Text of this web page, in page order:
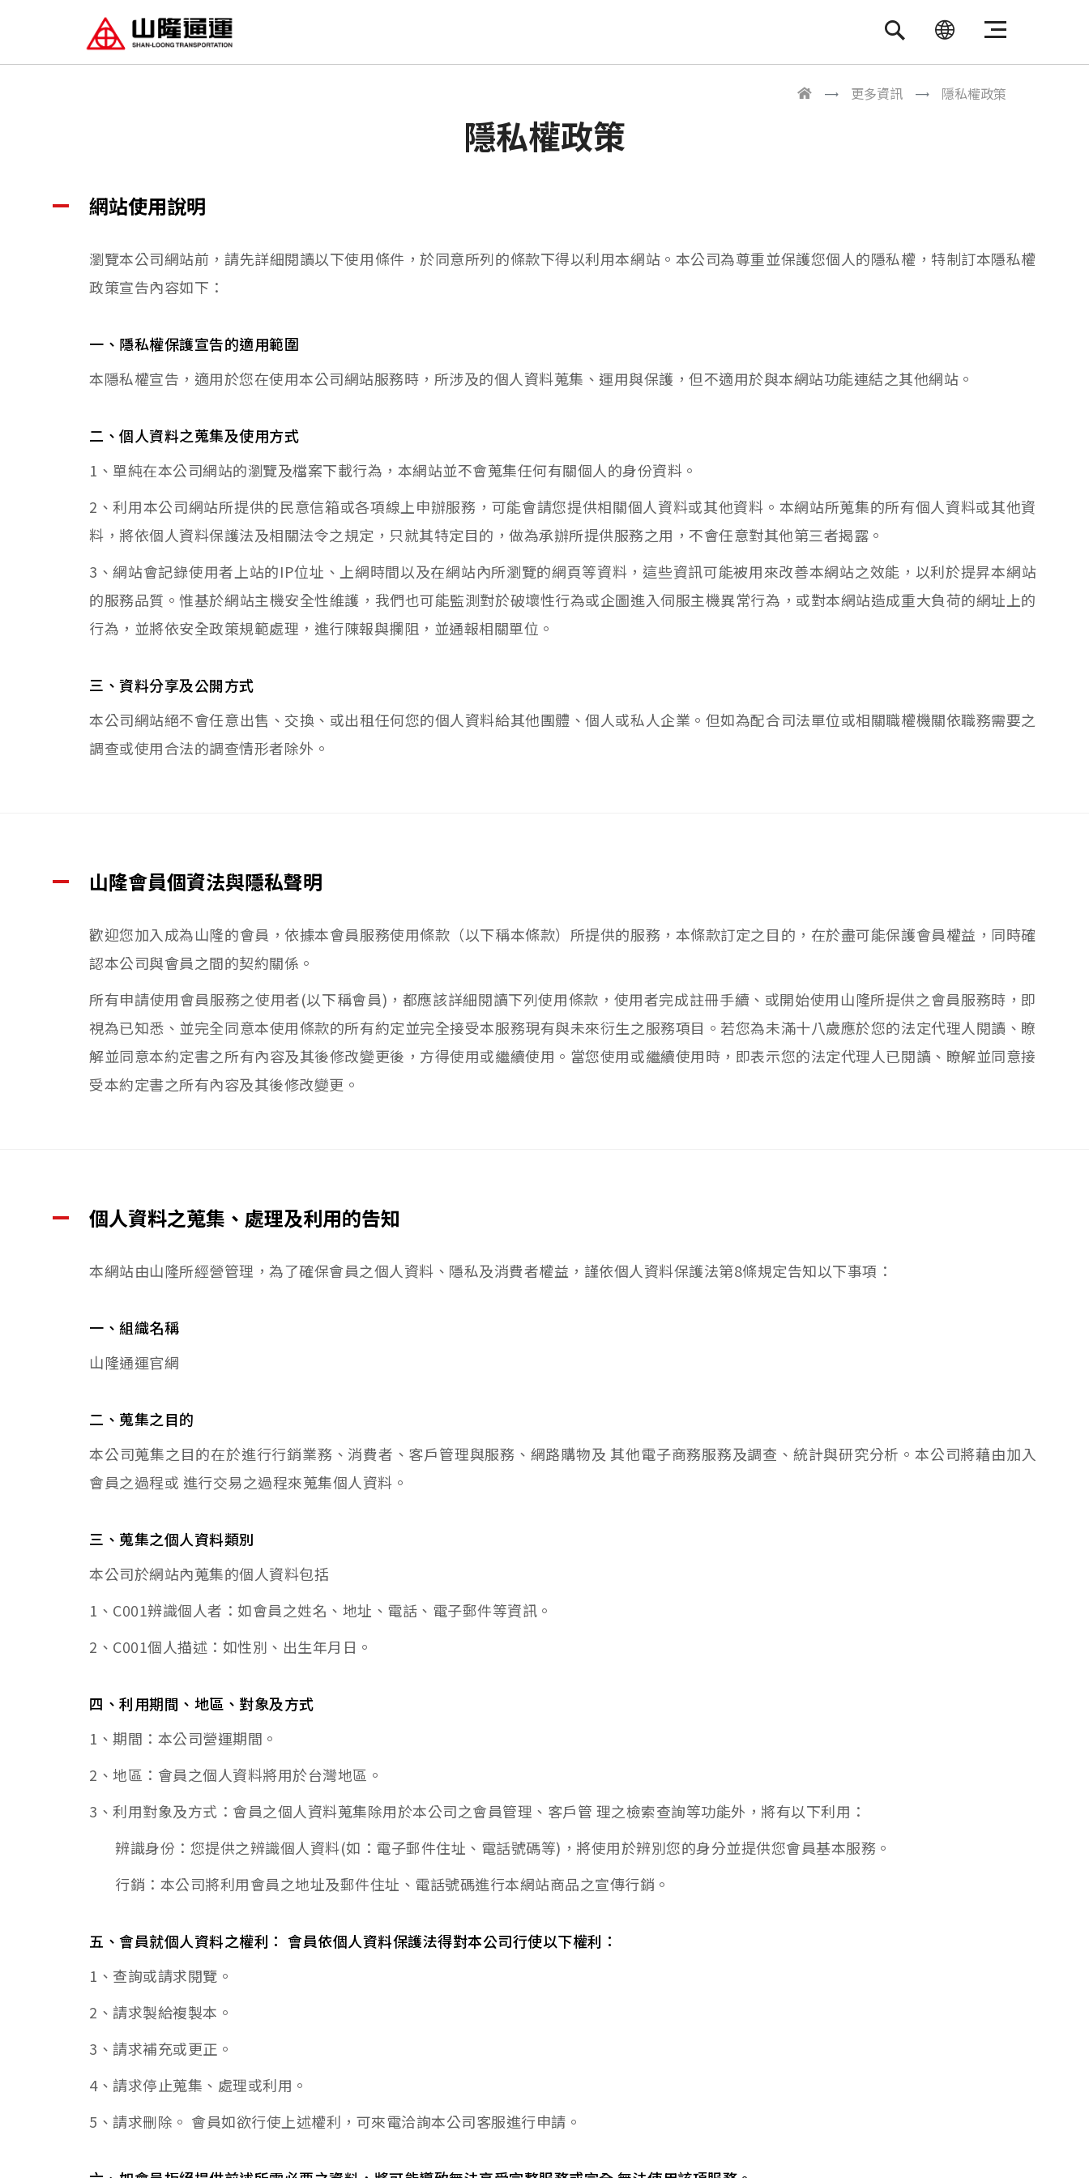
油品客戶查詢 會員卡查詢 供應商查詢
更多資訊 隱私權政策
隱私權政策
網站使用說明
瀏覽本公司網站前，請先詳細閱讀以下使用條件，於同意所列的條款下得以利用本網站。本公司為尊重並保護您個人的隱私權，特制訂本隱私權
政策宣告內容如下：
一、隱私權保護宣告的適用範圍
本隱私權宣告，適用於您在使用本公司網站服務時，所涉及的個人資料蒐集、運用與保護，但不適用於與本網站功能連結之其他網站。
二、個人資料之蒐集及使用方式
1、單純在本公司網站的瀏覽及檔案下載行為，本網站並不會蒐集任何有關個人的身份資料。
2、利用本公司網站所提供的民意信箱或各項線上申辦服務，可能會請您提供相關個人資料或其他資料。本網站所蒐集的所有個人資料或其他資
料，將依個人資料保護法及相關法令之規定，只就其特定目的，做為承辦所提供服務之用，不會任意對其他第三者揭露。
3、網站會記錄使用者上站的IP位址、上網時間以及在網站內所瀏覽的網頁等資料，這些資訊可能被用來改善本網站之效能，以利於提昇本網站
的服務品質。惟基於網站主機安全性維護，我們也可能監測對於破壞性行為或企圖進入伺服主機異常行為，或對本網站造成重大負荷的網址上的
行為，並將依安全政策規範處理，進行陳報與攔阻，並通報相關單位。
三、資料分享及公開方式
本公司網站絕不會任意出售、交換、或出租任何您的個人資料給其他團體、個人或私人企業。但如為配合司法單位或相關職權機關依職務需要之
調查或使用合法的調查情形者除外。
山隆會員個資法與隱私聲明
歡迎您加入成為山隆的會員，依據本會員服務使用條款（以下稱本條款）所提供的服務，本條款訂定之目的，在於盡可能保護會員權益，同時確
認本公司與會員之間的契約關係。
所有申請使用會員服務之使用者(以下稱會員)，都應該詳細閱讀下列使用條款，使用者完成註冊手續、或開始使用山隆所提供之會員服務時，即
視為已知悉、並完全同意本使用條款的所有約定並完全接受本服務現有與未來衍生之服務項目。若您為未滿十八歲應於您的法定代理人閱讀、瞭
解並同意本約定書之所有內容及其後修改變更後，方得使用或繼續使用。當您使用或繼續使用時，即表示您的法定代理人已閱讀、瞭解並同意接
受本約定書之所有內容及其後修改變更。
個人資料之蒐集、處理及利用的告知
本網站由山隆所經營管理，為了確保會員之個人資料、隱私及消費者權益，謹依個人資料保護法第8條規定告知以下事項：
一、組織名稱
山隆通運官網
二、蒐集之目的
本公司蒐集之目的在於進行行銷業務、消費者、客戶管理與服務、網路購物及 其他電子商務服務及調查、統計與研究分析。本公司將藉由加入
會員之過程或 進行交易之過程來蒐集個人資料。
三、蒐集之個人資料類別
本公司於網站內蒐集的個人資料包括
1、C001辨識個人者：如會員之姓名、地址、電話、電子郵件等資訊。
2、C001個人描述：如性別、出生年月日。
四、利用期間、地區、對象及方式
1、期間：本公司營運期間。
2、地區：會員之個人資料將用於台灣地區。
3、利用對象及方式：會員之個人資料蒐集除用於本公司之會員管理、客戶管 理之檢索查詢等功能外，將有以下利用：
辨識身份：您提供之辨識個人資料(如：電子郵件住址、電話號碼等)，將使用於辨別您的身分並提供您會員基本服務。
行銷：本公司將利用會員之地址及郵件住址、電話號碼進行本網站商品之宣傳行銷。
五、會員就個人資料之權利： 會員依個人資料保護法得對本公司行使以下權利：
1、查詢或請求閱覽。
2、請求製給複製本。
3、請求補充或更正。
4、請求停止蒐集、處理或利用。
5、請求刪除。 會員如欲行使上述權利，可來電洽詢本公司客服進行申請。